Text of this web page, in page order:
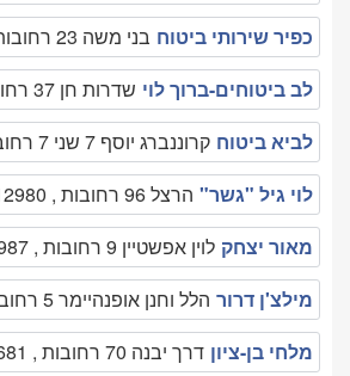
כפיר שירותי ביטוח בני משה 23 רחובות , 089451859
לב ביטוחים-ברוך לוי שדרות חן 37 רחובות , 089476251
לביא ביטוח קרוננברג יוסף 7 שני 7 רחובות , 089351235
לוי גיל "גשר" הרצל 96 רחובות , 089412980
מאור יצחק לוין אפשטיין 9 רחובות , 089465987
מילצ'ן דרור הלל וחנן אופנהיימר 5 רחובות , 089315506
מלחי בן-ציון דרך יבנה 70 רחובות , 089462681